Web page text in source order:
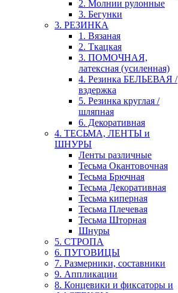
2. Молнии рулонные
3. Бегунки
3. РЕЗИНКА
1. Вязаная
2. Ткацкая
3. ПОМОЧНАЯ,
латексная (усиленная)
4. Резинка БЕЛЬЕВАЯ /
вздержка
5. Резинка круглая /
шляпная
6. Декоративная
4. ТЕСЬМА, ЛЕНТЫ и
ШНУРЫ
Ленты различные
Тесьма Окантовочная
Тесьма Брючная
Тесьма Декоративная
Тесьма киперная
Тесьма Плечевая
Тесьма Шторная
Шнуры
5. СТРОПА
6. ПУГОВИЦЫ
7. Размерники, составники
9. Аппликации
8. Концевики и фиксаторы и